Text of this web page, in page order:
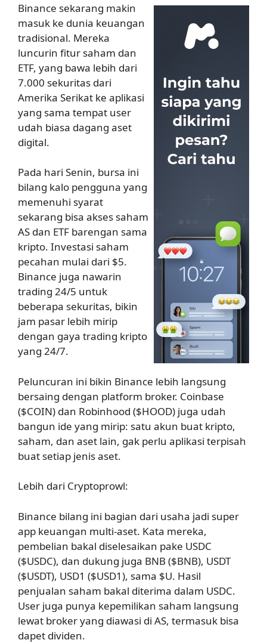
Binance sekarang makin
masuk ke dunia keuangan
tradisional. Mereka
luncurin fitur saham dan
ETF, yang bawa lebih dari
7.000 sekuritas dari
Amerika Serikat ke aplikasi
yang sama tempat user
udah biasa dagang aset
digital.
Pada hari Senin, bursa ini
bilang kalo pengguna yang
memenuhi syarat
sekarang bisa akses saham
AS dan ETF barengan sama
kripto. Investasi saham
pecahan mulai dari $5.
Binance juga nawarin
trading 24/5 untuk
beberapa sekuritas, bikin
jam pasar lebih mirip
dengan gaya trading kripto
yang 24/7.
Peluncuran ini bikin Binance lebih langsung
bersaing dengan platform broker. Coinbase
($COIN) dan Robinhood ($HOOD) juga udah
bangun ide yang mirip: satu akun buat kripto,
saham, dan aset lain, gak perlu aplikasi terpisah
buat setiap jenis aset.
Lebih dari Cryptoprowl:
Binance bilang ini bagian dari usaha jadi super
app keuangan multi-aset. Kata mereka,
pembelian bakal diselesaikan pake USDC
($USDC), dan dukung juga BNB ($BNB), USDT
($USDT), USD1 ($USD1), sama $U. Hasil
penjualan saham bakal diterima dalam USDC.
User juga punya kepemilikan saham langsung
lewat broker yang diawasi di AS, termasuk bisa
dapet dividen.